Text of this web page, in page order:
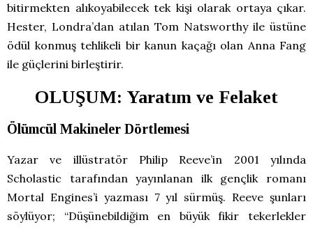
bitirmekten alıkoyabilecek tek kişi olarak ortaya çıkar.
Hester, Londra’dan atılan Tom Natsworthy ile üstüne
ödül konmuş tehlikeli bir kanun kaçağı olan Anna Fang
ile güçlerini birleştirir.
OLUŞUM: Yaratım ve Felaket
Ölümcül Makineler Dörtlemesi
Yazar ve illüstratör Philip Reeve’in 2001 yılında
Scholastic tarafından yayınlanan ilk gençlik romanı
Mortal Engines’i yazması 7 yıl sürmüş. Reeve şunları
söylüyor; “Düşünebildiğim en büyük fikir tekerlekler